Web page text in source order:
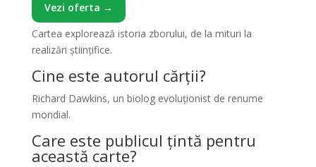
Vezi oferta →
Cartea explorează istoria zborului, de la mituri la
realizări științifice.
Cine este autorul cărții?
Richard Dawkins, un biolog evoluționist de renume
mondial.
Care este publicul țintă pentru
această carte?